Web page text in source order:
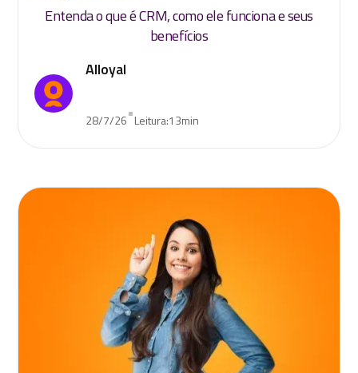
Entenda o que é CRM, como ele funciona e seus
benefícios
Alloyal
28/7/26•Leitura:13min